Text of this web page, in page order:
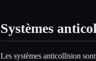
Systèmes
Les systèmes anticollision